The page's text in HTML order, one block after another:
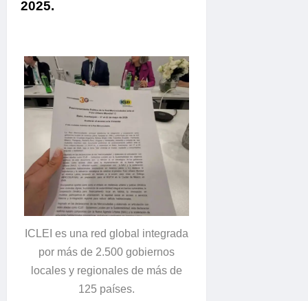
2025.
ICLEI es una red global integrada
por más de 2.500 gobiernos
locales y regionales de más de
125 países.